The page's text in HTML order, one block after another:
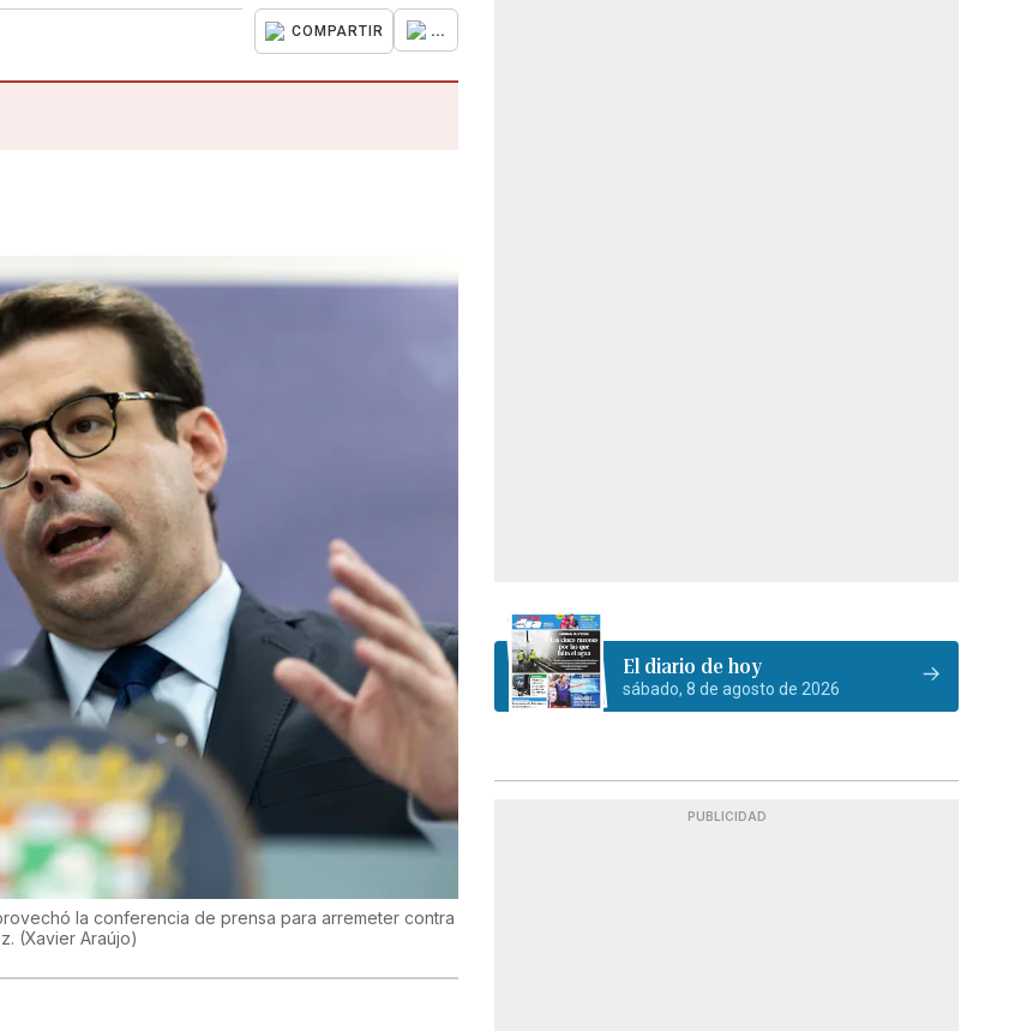
COMPARTIR ...
la conferencia de prensa para arremeter contra
(Xavier Araújo)
El diario de hoy
sábado, 8 de agosto de 2026
PUBLICIDAD